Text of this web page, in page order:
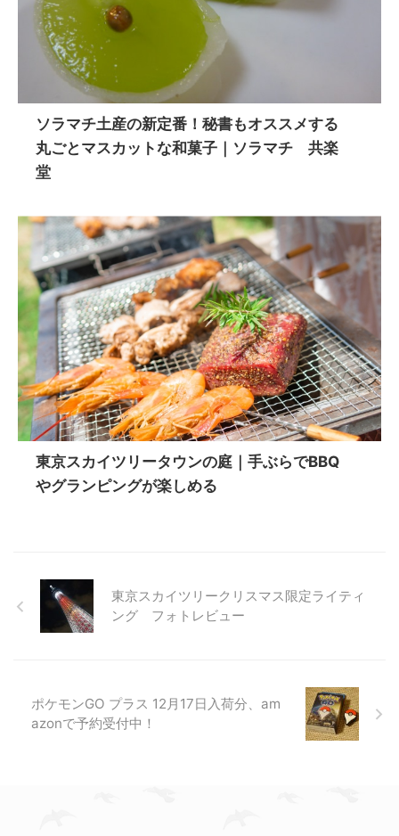
ソラマチ土産の新定番！秘書もオススメする
丸ごとマスカットな和菓子｜ソラマチ 共楽
堂
東京スカイツリータウンの庭｜手ぶらでBBQ
やグランピングが楽しめる
東京スカイツリークリスマス限定ライティ
ング フォトレビュー
ポケモンGO プラス 12月17日入荷分、am
azonで予約受付中！